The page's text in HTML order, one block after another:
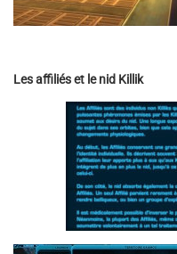
Les affiliés et le nid Killik